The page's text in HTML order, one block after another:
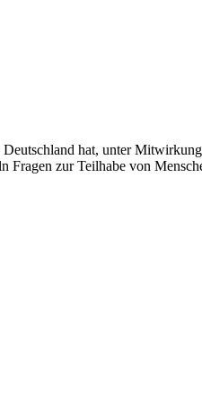
hat, unter
Fragen zur Teilhabe von